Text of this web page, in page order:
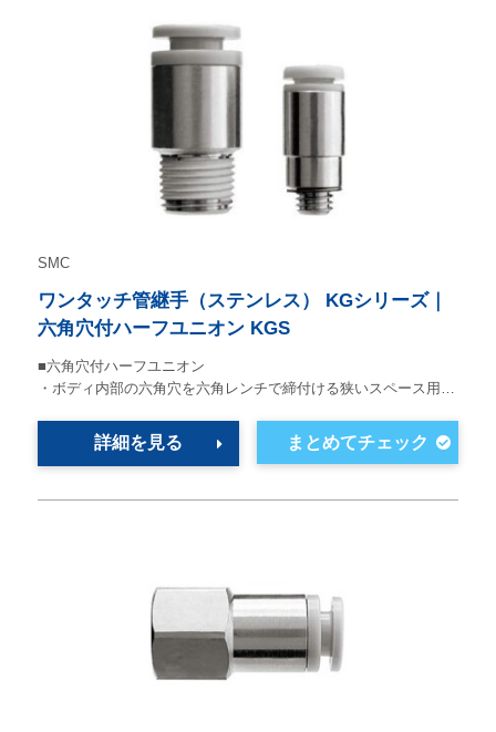
SMC
ワンタッチ管継手（ステンレス） KGシリーズ｜
六角穴付ハーフユニオン KGS
■六角穴付ハーフユニオン
・ボディ内部の六角穴を六角レンチで締付ける狭いスペース用…
詳細を見る